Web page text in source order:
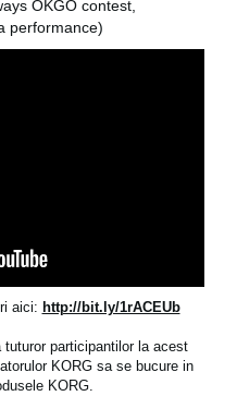
OKGO contest,
performance)
aici: http://bit.ly/1rACEUb
participantilor la acest
KORG sa se bucure in
KORG.